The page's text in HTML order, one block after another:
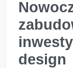
design